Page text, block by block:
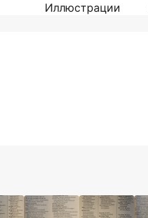
Иллюстрации